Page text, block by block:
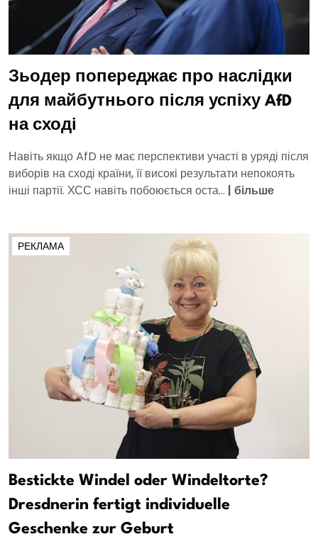
Зьодер попереджає про наслідки
для майбутнього після успіху AfD
на сході
Навіть якщо AfD не має перспективи участі в уряді після
виборів на сході країни, її високі результати непокоять
інші партії. ХСС навіть побоюється оста... | більше
РЕКЛАМА
Bestickte Windel oder Windeltorte?
Dresdnerin fertigt individuelle
Geschenke zur Geburt